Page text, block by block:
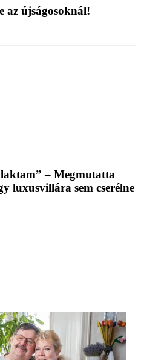
az újságosoknál!
– Megmutatta
luxusvillára sem cserélne